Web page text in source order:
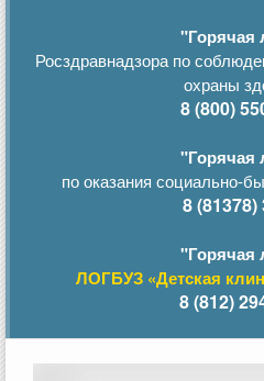
"Горячая
Росздравнадзора по
охраны
8 (800)
"Горячая
по оказания социально-
8 (81378)
"Горячая
ЛОГБУЗ «Детская
8 (812)